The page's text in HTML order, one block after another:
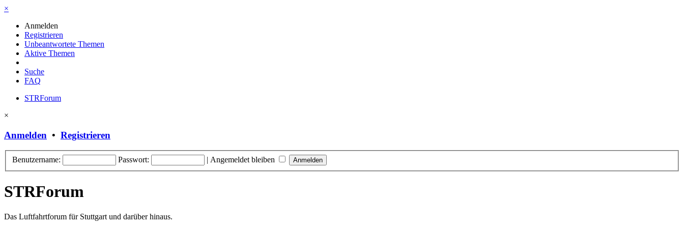
×
Anmelden
Registrieren
Unbeantwortete Themen
Aktive Themen
Suche
FAQ
STRForum
×
Anmelden • Registrieren
Benutzername: Passwort: | Angemeldet bleiben
STRForum
Das Luftfahrtforum für Stuttgart und darüber hinaus.